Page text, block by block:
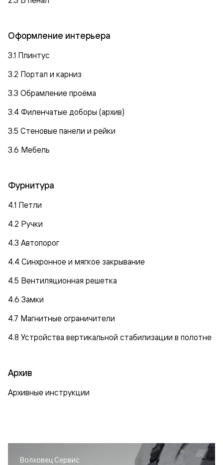
Оформление интерьера
3.1 Плинтус
3.2 Портал и карниз
3.3 Обрамление проёма
3.4 Филенчатые доборы (архив)
3.5 Стеновые панели и рейки
3.6 Мебель
Фурнитура
4.1 Петли
4.2 Ручки
4.3 Автопорог
4.4 Синхронное и мягкое закрывание
4.5 Вентиляционная решетка
4.6 Замки
4.7 Магнитные ограничители
4.8 Устройства вертикальной стабилизации в полотне
Архив
Архивные инструкции
Волховец Сервис